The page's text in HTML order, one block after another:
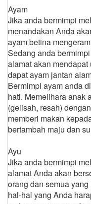
Ayam
Jika anda bermimpi
menandakan Anda
ayam betina
Sedang anda
alamat akan mendapat
dapat ayam jantan
Bermimpi ayam anda
hati. Memelihara anak
(gelisah, resah)
memberi makan
bertambah maju dan
Ayu
Jika anda bermimpi
alamat Anda akan
orang dan semua
hal-hal yang Anda